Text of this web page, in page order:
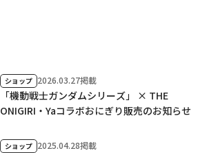
ショップ 2026.03.27掲載
「機動戦士ガンダムシリーズ」 × THE
ONIGIRI・Yaコラボおにぎり販売のお知らせ
ショップ 2025.04.28掲載